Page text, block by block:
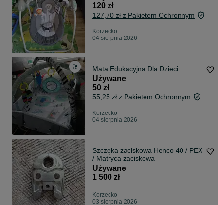
120 zł
127,70 zł z Pakietem Ochronnym
Korzecko
04 sierpnia 2026
Mata Edukacyjna Dla Dzieci
Używane
50 zł
55,25 zł z Pakietem Ochronnym
Korzecko
04 sierpnia 2026
Szczęka zaciskowa Henco 40 / PEX
/ Matryca zaciskowa
Używane
1 500 zł
Korzecko
03 sierpnia 2026